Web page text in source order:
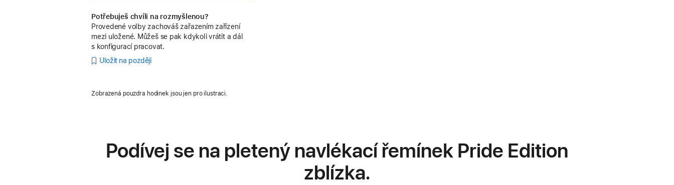
Potřebuješ chvíli na rozmyšlenou?
Provedené volby zachováš zařazením zařízení
mezi uložené. Můžeš se pak kdykoli vrátit a dál
s konfigurací pracovat.
Uložit na později
Zobrazená pouzdra hodinek jsou jen pro ilustraci.
Podívej se na pletený navlékací řemínek Pride Edition
zblízka.